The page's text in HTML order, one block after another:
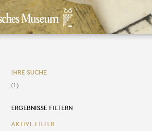
IHRE SUCHE
(1)
ERGEBNISSE FILTERN
AKTIVE FILTER